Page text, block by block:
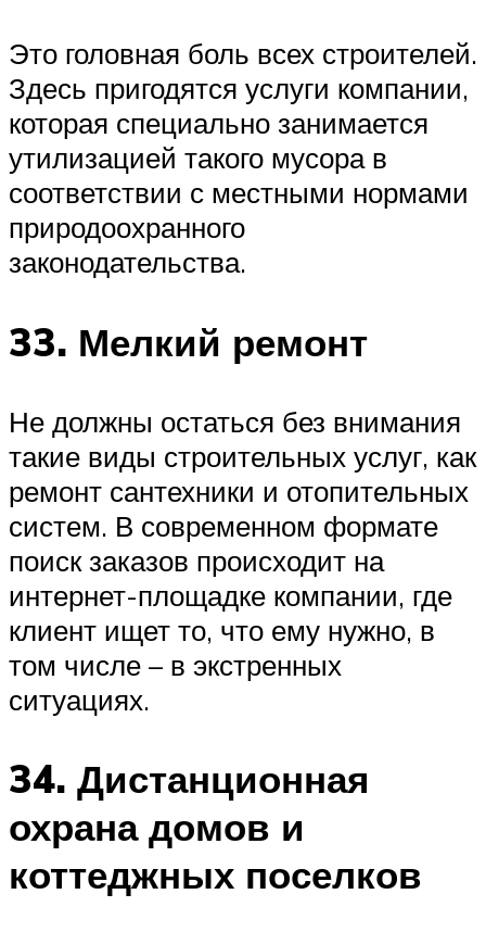
Это головная боль всех строителей.
Здесь пригодятся услуги компании,
которая специально занимается
утилизацией такого мусора в
соответствии с местными нормами
природоохранного
законодательства.
33. Мелкий ремонт
Не должны остаться без внимания
такие виды строительных услуг, как
ремонт сантехники и отопительных
систем. В современном формате
поиск заказов происходит на
интернет-площадке компании, где
клиент ищет то, что ему нужно, в
том числе – в экстренных
ситуациях.
34. Дистанционная
охрана домов и
коттеджных поселков